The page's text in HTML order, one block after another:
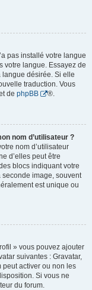
pas installé votre langue
votre langue. Essayez de
langue désirée. Si elle
traduction. Vous
de phpBB ®.
nom d’utilisateur ?
nom d’utilisateur
d’elles peut être
blocs indiquant votre
seconde image, souvent
est unique ou
» vous pouvez ajouter
suivantes : Gravatar,
peut activer ou non les
Si vous ne
du forum.